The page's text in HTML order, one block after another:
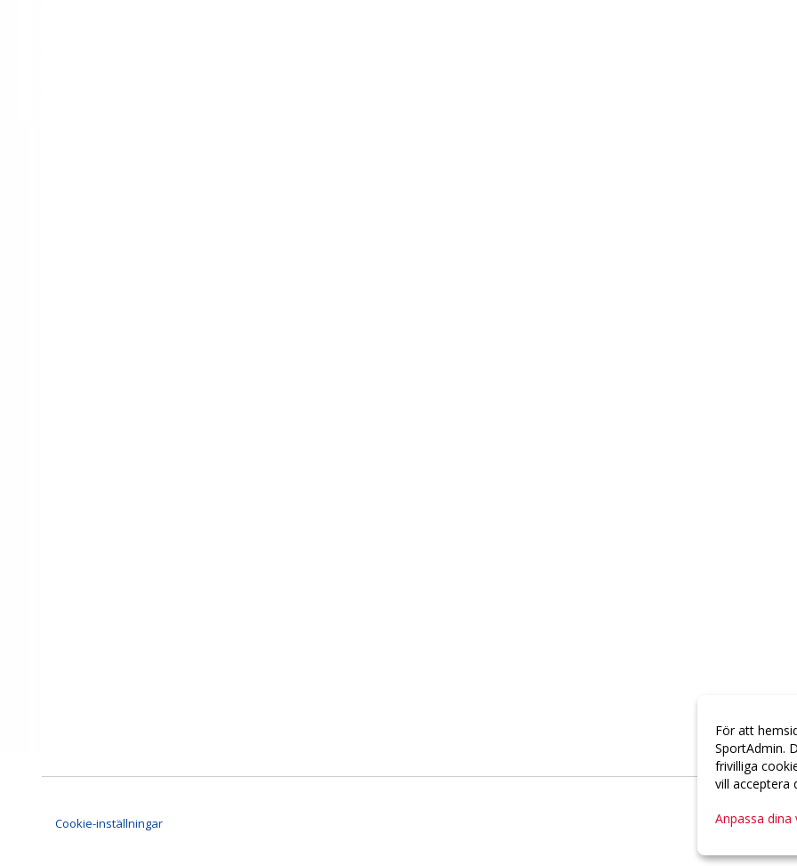
Cookie-inställningar
För att
SportAdmin.
frivilliga
vill acceptera
Anpassa dina